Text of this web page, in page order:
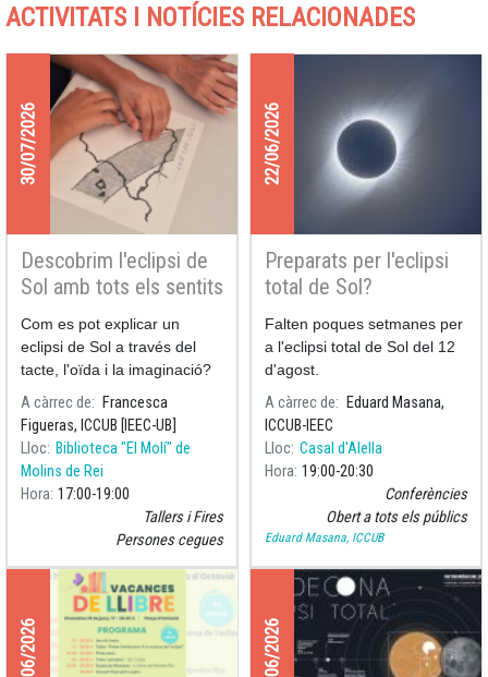
ACTIVITATS I NOTÍCIES RELACIONADES
30/07/2026
Descobrim l'eclipsi de
Sol amb tots els sentits
Com es pot explicar un
eclipsi de Sol a través del
tacte, l'oïda i la imaginació?
A càrrec de
Francesca
Figueras, ICCUB [IEEC-UB]
Lloc Biblioteca "El Molí" de
Molins de Rei
Hora 17:00 19:00
Tallers i Fires
Persones cegues
22/06/2026
Preparats per l'eclipsi
total de Sol?
Falten poques setmanes per
a l'eclipsi total de Sol del 12
d'agost.
A càrrec de
Eduard Masana,
ICCUB-IEEC
Lloc Casal d'Alella
Hora 19:00 20:30
Conferències
Obert a tots els públics
Eduard Masana, ICCUB
19/06/2026 19/06/2026